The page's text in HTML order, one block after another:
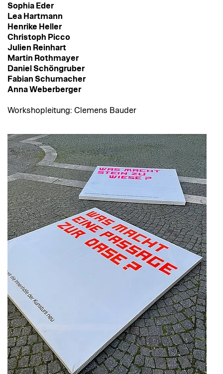
Sophia Eder
Lea Hartmann
Henrike Heller
Christoph Picco
Julien Reinhart
Martin Rothmayer
Daniel Schöngruber
Fabian Schumacher
Anna Weberberger
Workshopleitung: Clemens Bauder